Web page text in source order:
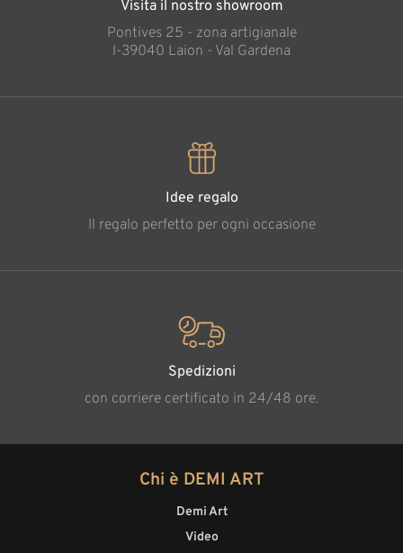
Visita il nostro showroom
Pontives 25 - zona artigianale
l-39040 Laion - Val Gardena
Idee regalo
Il regalo perfetto per ogni occasione
Spedizioni
con corriere certificato in 24/48 ore.
Chi è DEMI ART
Demi Art
Video